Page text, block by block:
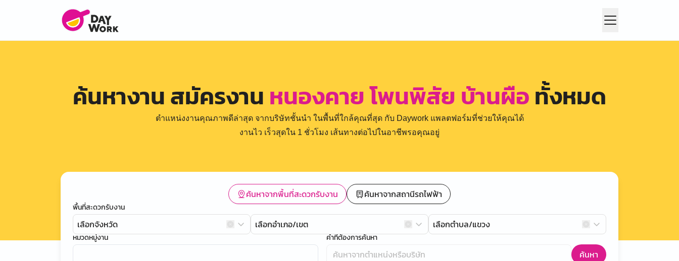
ค้นหางาน สมัครงาน หนองคาย โพนพิสัย บ้านผือทั้งหมด
ตำแหน่งงานคุณภาพดีล่าสุด จากบริษัทชั้นนำ ในพื้นที่ใกล้คุณที่สุด กับ Daywork แพลตฟอร์มที่ช่วยให้คุณได้
งานไว เร็วสุดใน 1 ชั่วโมง เส้นทางต่อไปในอาชีพรอคุณอยู่
ค้นหาจากพื้นที่สะดวกรับงาน ค้นหาจากสถานีรถไฟฟ้า
พื้นที่สะดวกรับงาน
เลือกจังหวัด เลือกอำเภอ/เขต เลือกตำบล/แขวง
หมวดหมู่งาน คำที่ต้องการค้นหา
ค้นหา